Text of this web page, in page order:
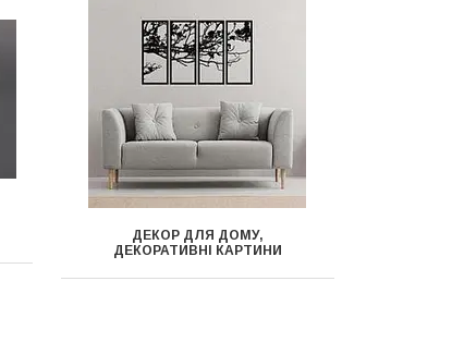
ДЕКОР ДЛЯ ДОМУ,
ДЕКОРАТИВНІ КАРТИНИ